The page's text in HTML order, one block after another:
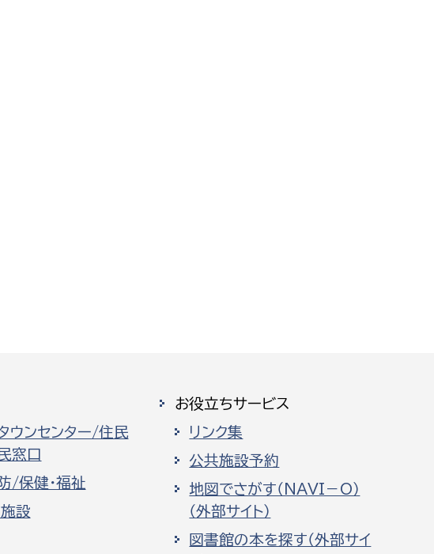
ウンセンター/住民
窓口
/保健・福祉
設
お役立ちサービス
リンク集
公共施設予約
地図でさがす（NAVI－O）
（外部サイト）
図書館の本を探す（外部サイ